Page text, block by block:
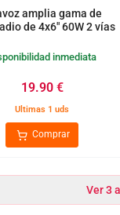
amplia gama de
de 4x6" 60W 2 vías
inmediata
19.90€
Ultimas 1 uds
Comprar
Ver 3